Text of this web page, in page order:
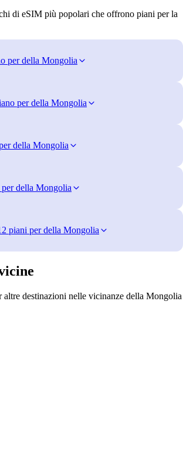
di eSIM più popolari che offrono piani per la
per della Mongolia
per della Mongolia
della Mongolia
della Mongolia
piani per della Mongolia
altre destinazioni nelle vicinanze della Mongolia